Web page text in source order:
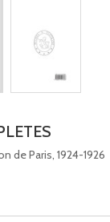
de Paris, 1924-1926